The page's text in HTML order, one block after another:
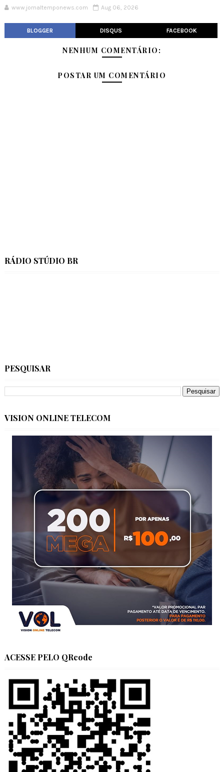
www.jornaltemponews.com Aug 06, 2026
BLOGGER DISQUS FACEBOOK
NENHUM COMENTÁRIO:
POSTAR UM COMENTÁRIO
RÁDIO STÚDIO BR
PESQUISAR
VISION ONLINE TELECOM
ACESSE PELO QRcode